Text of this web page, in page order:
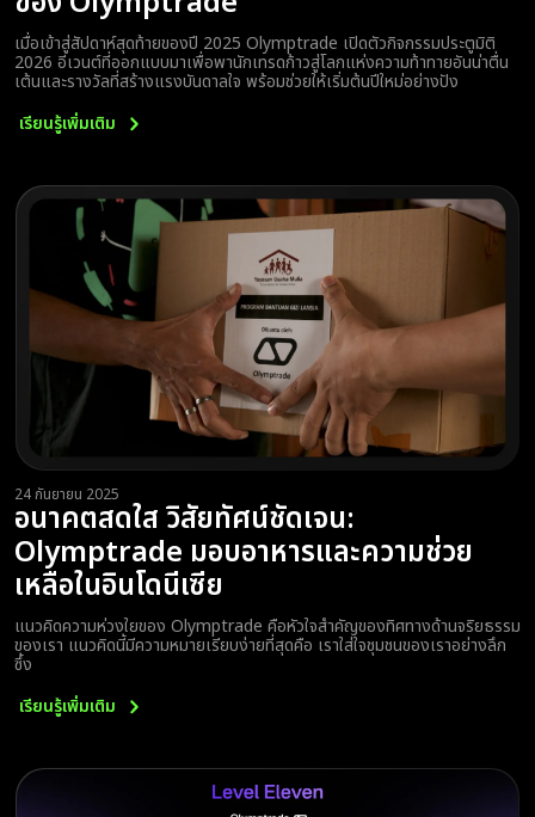
เมื่อเข้าสู่สัปดาห์สุดท้ายของปี 2025 Olymptrade เปิดตัวกิจกรรมประตูมิติ
2026 อีเวนต์ที่ออกแบบมาเพื่อพานักเทรดก้าวสู่โลกแห่งความท้าทายอันน่าตื่น
เต้นและรางวัลที่สร้างแรงบันดาลใจ พร้อมช่วยให้เริ่มต้นปีใหม่อย่างปัง
เรียนรู้เพิ่มเติม
24 กันยายน 2025
อนาคตสดใส วิสัยทัศน์ชัดเจน:
Olymptrade มอบอาหารและความช่วย
เหลือในอินโดนีเซีย
แนวคิดความห่วงใยของ Olymptrade คือหัวใจสำคัญของทิศทางด้านจริยธรรม
ของเรา แนวคิดนี้มีความหมายเรียบง่ายที่สุดคือ เราใส่ใจชุมชนของเราอย่างลึก
ซึ้ง
เรียนรู้เพิ่มเติม